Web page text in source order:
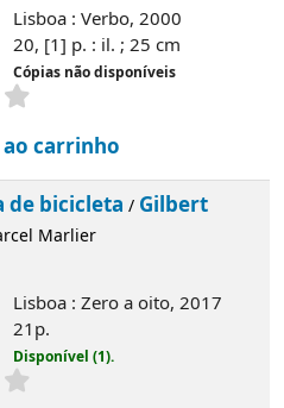
Lisboa : Verbo, 2000
20, [1] p. : il. ; 25 cm
Cópias não disponíveis
carrinho
de bicicleta / Gilbert
Marlier
Lisboa : Zero a oito, 2017
21p.
Disponível (1).